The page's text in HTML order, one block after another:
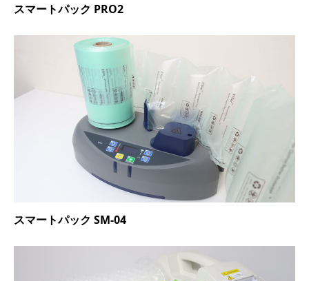
スマートパック PRO2
スマートパック SM-04